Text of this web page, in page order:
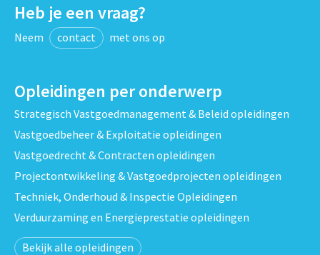
Heb je een vraag?
Neem contact met ons op
Opleidingen per onderwerp
Strategisch Vastgoedmanagement & Beleid opleidingen
Vastgoedbeheer & Exploitatie opleidingen
Vastgoedrecht & Contracten opleidingen
Projectontwikkeling & Vastgoedprojecten opleidingen
Techniek, Onderhoud & Inspectie Opleidingen
Verduurzaming en Energieprestatie opleidingen
Bekijk alle opleidingen